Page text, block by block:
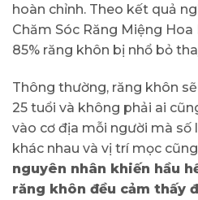
hoàn chỉnh. Theo kết quả
Chăm Sóc Răng Miệng
85% răng khôn bị nhổ bỏ
Thông thường, răng khôn
25 tuổi và không phải ai
vào cơ địa mỗi người mà số
khác nhau và vị trí mọc
nguyên nhân khiến hầu
răng khôn đều cảm thấy